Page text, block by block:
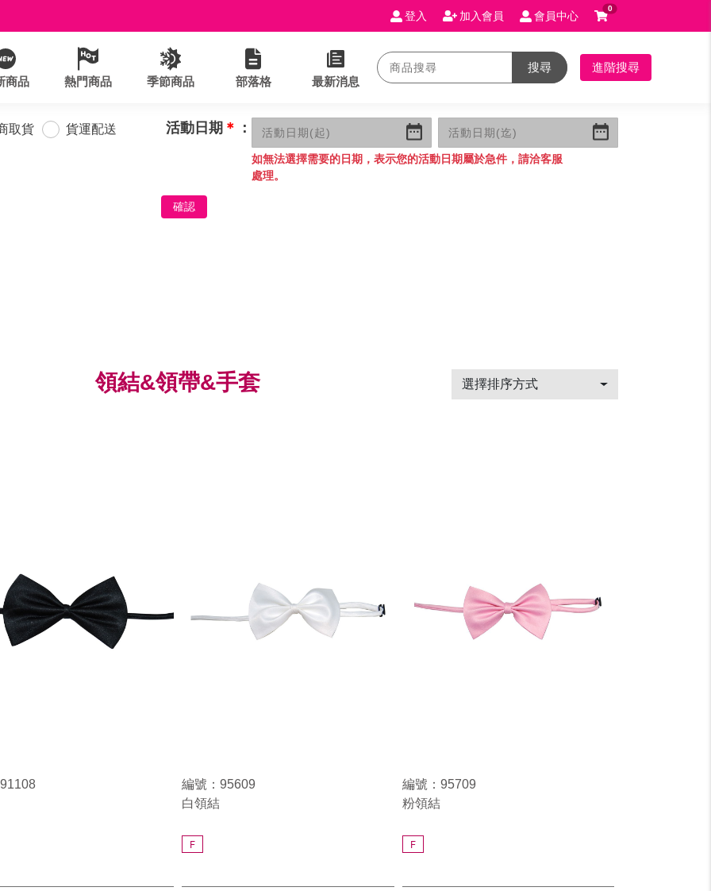
登入 加入會員 會員中心
0
商品 熱門商品 季節商品 部落格 最新消息
搜尋 進階搜尋
取貨 貨運配送 活動日期 ＊ ：
如無法選擇需要的日期，表示您的活動日期屬於急件，請洽客服
處理。
確認
領結&領帶&手套 選擇排序方式
編號：95609
白領結
F
編號：95709
粉領結
F